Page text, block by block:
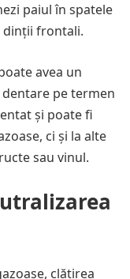
paiul în spatele
dinții frontali.
avea un
pe termen
și poate fi
ci și la alte
sau vinul.
clătirea